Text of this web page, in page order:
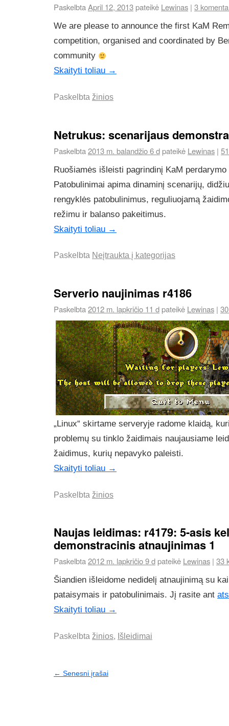
PaskelbtaApril 12, 2013 pateikė Lewinas | 3
We are please to announce the first KaM
competition, organised and coordinated by
community
Skaityti toliau →
Paskelbta žinios
Netrukus: scenarijaus
Paskelbta2013 m. balandžio 6 d pateikė Lewinas |
Ruošiamės išleisti pagrindinį KaM perdarymo
Patobulinimai apima dinaminį scenarijų,
rengyklės patobulinimus, reguliuojamą
režimu ir balanso pakeitimus.
Skaityti toliau →
Paskelbta Neįtraukta į kategorijas
Serverio naujinimas r4186
Paskelbta2012 m. lapkričio 11 d pateikė Lewinas |
„Linux“ skirtame serveryje radome klaidą,
problemų su tinklo žaidimais naujausiame
žaidimus, kurių nepavyko paleisti.
Skaityti toliau →
Paskelbta žinios
Naujas leidimas: r4179: 5-asis
demonstracinis atnaujinimas 1
Paskelbta2012 m. lapkričio 9 d pateikė Lewinas | 33
Šiandien išleidome nedidelį atnaujinimą su
pataisymais ir patobulinimais. Jį rasite ant
Skaityti toliau →
Paskelbta žinios, Išleidimai
← Senesni įrašai